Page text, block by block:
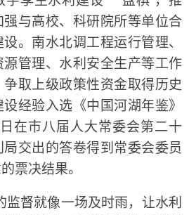
与高校、科研院所等单位合
。南水北调工程运行管理、
管理、水利安全生产等工作
取上级政策性资金取得历史
经验入选《中国河湖年鉴》
在市八届人大常委会第二十
交出的答卷得到常委会委员
票决结果。
督就像一场及时雨，让水利